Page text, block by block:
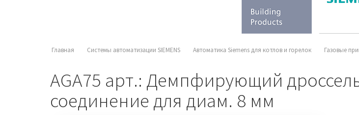
Главная Системы автоматизации SIEMENS Автоматика Siemens для котлов и горелок Газовые
AGA75 арт.: Демпфирующий
соединение для диам. 8 мм